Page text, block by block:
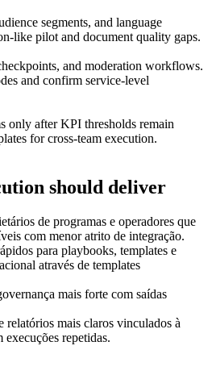
segments, and language
like pilot and document quality gaps.
and moderation workflows.
and confirm service-level
only after KPI thresholds remain
for cross-team execution.
should deliver
de programas e operadores que
com menor atrito de integração.
para playbooks, templates e
através de templates
mais forte com saídas
relatórios mais claros vinculados à
execuções repetidas.